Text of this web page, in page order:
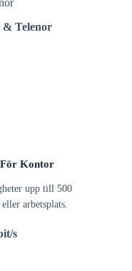
& Telenor
Kontor
upp till 500
arbetsplats.
s